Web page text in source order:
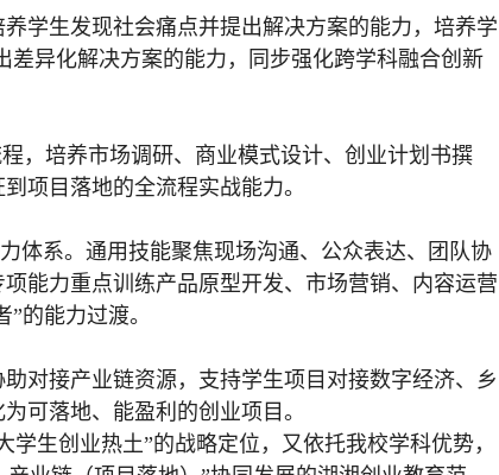
学生发现社会痛点并提出解决方案的能力，培养学
异化解决方案的能力，同步强化跨学科融合创新
，培养市场调研、商业模式设计、创业计划书撰
项目落地的全流程实战能力。
体系。通用技能聚焦现场沟通、公众表达、团队协
能力重点训练产品原型开发、市场营销、内容运营
的能力过渡。
对接产业链资源，支持学生项目对接数字经济、乡
可落地、能盈利的创业项目。
生创业热土”的战略定位，又依托我校学科优势，